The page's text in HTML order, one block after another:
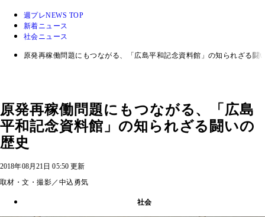
週プレNEWS TOP
新着ニュース
社会ニュース
原発再稼働問題にもつながる、「広島平和記念資料館」の知られざる闘
原発再稼働問題にもつながる、「広島
平和記念資料館」の知られざる闘いの
歴史
2018年08月21日 05:50 更新
取材・文・撮影／中込勇気
社会